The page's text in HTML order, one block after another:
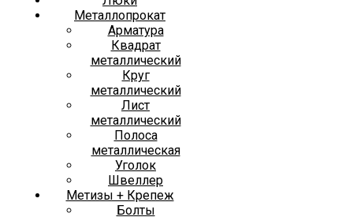
Металлопрокат
Арматура
Квадрат
металлический
Круг
металлический
Лист
металлический
Полоса
металлическая
Уголок
Швеллер
Метизы + Крепеж
Болты